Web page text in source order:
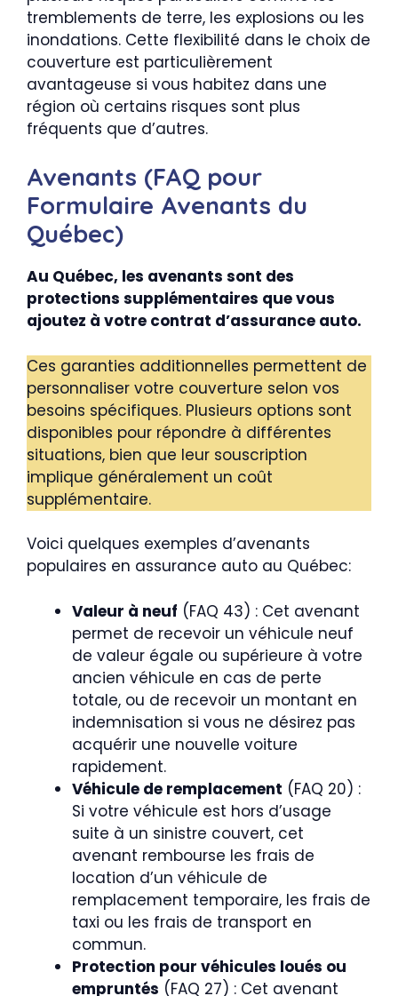
tremblements de terre, les explosions ou les
inondations. Cette flexibilité dans le choix de
couverture est particulièrement
avantageuse si vous habitez dans une
région où certains risques sont plus
fréquents que d’autres.
Avenants (FAQ pour
Formulaire Avenants du
Québec)
Au Québec, les avenants sont des
protections supplémentaires que vous
ajoutez à votre contrat d’assurance auto.
Ces garanties additionnelles permettent de
personnaliser votre couverture selon vos
besoins spécifiques. Plusieurs options sont
disponibles pour répondre à différentes
situations, bien que leur souscription
implique généralement un coût
supplémentaire.
Voici quelques exemples d’avenants
populaires en assurance auto au Québec:
Valeur à neuf (FAQ 43) : Cet avenant
permet de recevoir un véhicule neuf
de valeur égale ou supérieure à votre
ancien véhicule en cas de perte
totale, ou de recevoir un montant en
indemnisation si vous ne désirez pas
acquérir une nouvelle voiture
rapidement.
Véhicule de remplacement (FAQ 20) :
Si votre véhicule est hors d’usage
suite à un sinistre couvert, cet
avenant rembourse les frais de
location d’un véhicule de
remplacement temporaire, les frais de
taxi ou les frais de transport en
commun.
Protection pour véhicules loués ou
empruntés (FAQ 27) : Cet avenant